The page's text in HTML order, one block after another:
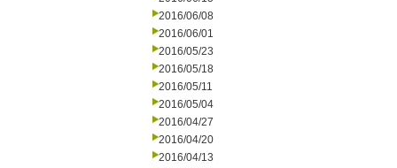
2016/06/08
2016/06/01
2016/05/23
2016/05/18
2016/05/11
2016/05/04
2016/04/27
2016/04/20
2016/04/13